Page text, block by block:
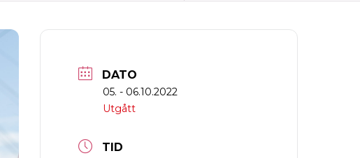
DATO
05. - 06.10.2022
Utgått
TID